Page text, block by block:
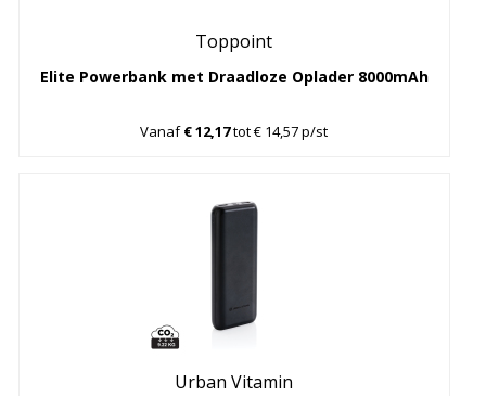
Toppoint
Elite Powerbank met Draadloze Oplader 8000mAh
Vanaf€ 12,17tot € 14,57 p/st
Urban Vitamin